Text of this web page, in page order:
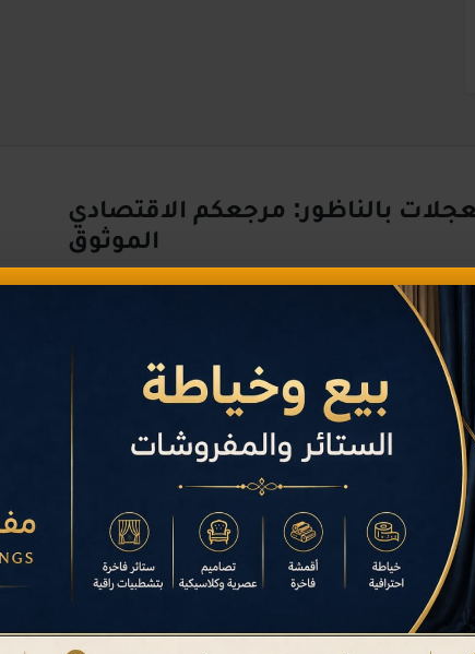
بالناظور: مرجعكم الاقتصادي
الموثوق
لاستكشاف قطاع
المستهلك بمنتجي الخدمات والسلع في المنطقة بكل
العناوين، أرقام الهواتف، وأفضل العروض المتاحة
لعام 2026.
تصنيفات حسب الأكثر زيارة وتقييماً
مواقع دقيقة عبر الخرائط التفاعلية